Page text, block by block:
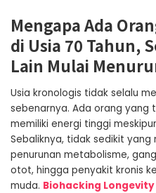
Mengapa Ada
di Usia 70 Tahun,
Lain Mulai
Usia kronologis tidak selalu
sebenarnya. Ada orang yang
memiliki energi tinggi
Sebaliknya, tidak sedikit
penurunan metabolisme,
otot, hingga penyakit kronis
muda. Biohacking Longevity